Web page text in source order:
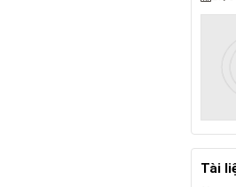
Tài